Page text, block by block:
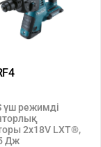
үш режимді
2x18V LXT®,
Дж